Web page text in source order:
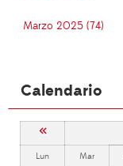
Marzo 2025 (74)
Calendario
«
Lun Mar